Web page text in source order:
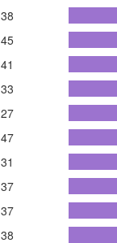
38
45
41
33
27
47
31
37
37
38